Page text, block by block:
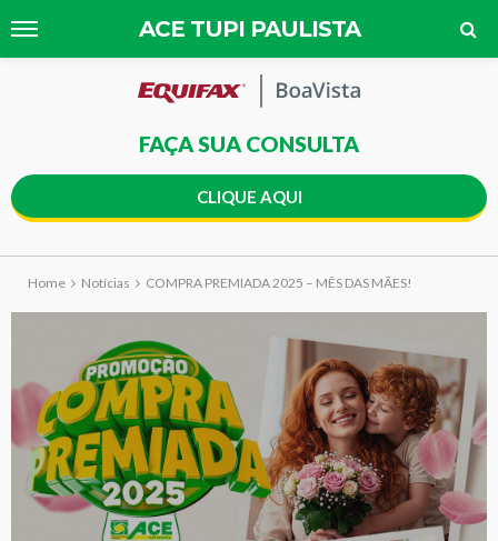
ACE TUPI PAULISTA
FAÇA SUA CONSULTA
CLIQUE AQUI
Home Notícias COMPRA PREMIADA 2025 – MÊS DAS MÃES!